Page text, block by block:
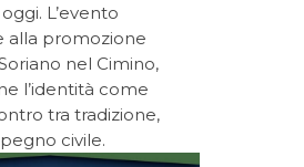
L’evento
alla promozione
nel Cimino,
l’identità come
tra tradizione,
civile.